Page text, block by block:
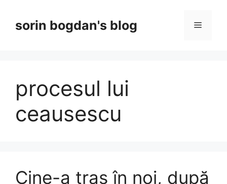
contentsorin bogdan's blog Menu
procesul lui
ceausescu
Cine-a tras în noi, după